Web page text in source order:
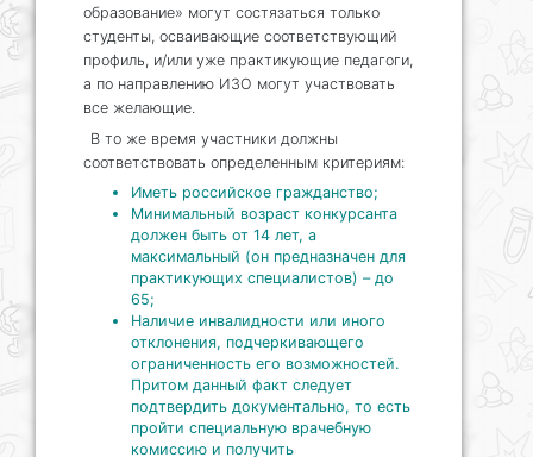
образование» могут состязаться только
студенты, осваивающие соответствующий
профиль, и/или уже практикующие педагоги,
а по направлению ИЗО могут участвовать
все желающие.
В то же время участники должны
соответствовать определенным критериям:
Иметь российское гражданство;
Минимальный возраст конкурсанта
должен быть от 14 лет, а
максимальный (он предназначен для
практикующих специалистов) – до
65;
Наличие инвалидности или иного
отклонения, подчеркивающего
ограниченность его возможностей.
Притом данный факт следует
подтвердить документально, то есть
пройти специальную врачебную
комиссию и получить